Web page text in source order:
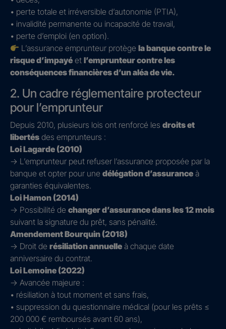
• perte totale et irréversible d’autonomie (PTIA),
• invalidité permanente ou incapacité de travail,
• perte d’emploi (en option).
L’assurance emprunteur protègela banque contre le
risque d’impayé et l’emprunteur contre les
conséquences financières d’un aléa de vie.
2. Un cadre réglementaire protecteur
pour l’emprunteur
Depuis 2010, plusieurs lois ont renforcé les droits et
libertés des emprunteurs :
Loi Lagarde (2010)
→ L’emprunteur peut refuser l’assurance proposée par la
banque et opter pour une délégation d’assurance à
garanties équivalentes.
Loi Hamon (2014)
→ Possibilité de changer d’assurance dans les 12 mois
suivant la signature du prêt, sans pénalité.
Amendement Bourquin (2018)
→ Droit de résiliation annuelle à chaque date
anniversaire du contrat.
Loi Lemoine (2022)
→ Avancée majeure :
• résiliation à tout moment et sans frais,
• suppression du questionnaire médical (pour les prêts ≤
200 000 € remboursés avant 60 ans),